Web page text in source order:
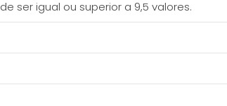
ser igual ou superior a 9,5 valores.